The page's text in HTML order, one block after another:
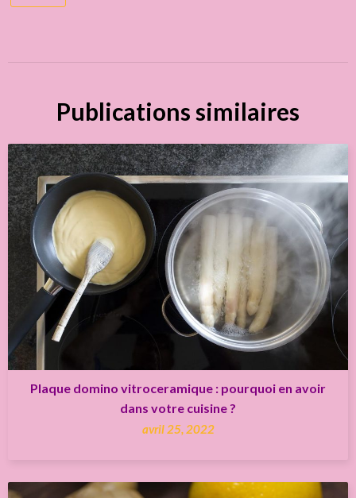
Publications similaires
Plaque domino vitroceramique : pourquoi en avoir
dans votre cuisine ?
avril 25, 2022